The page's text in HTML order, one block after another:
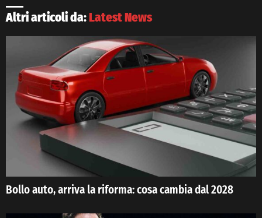
Altri articoli da:Latest News
Bollo auto, arriva la riforma: cosa cambia dal 2028